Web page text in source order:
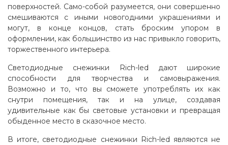
поверхностей. Само-собой разумеется, они совершенно
смешиваются с иными новогодними украшениями и
могут, в конце концов, стать броским упором в
оформлении, как большинство из нас привыкло говорить,
торжественного интерьера.
Светодиодные снежинки Rich-led дают широкие
способности для творчества и самовыражения.
Возможно и то, что вы сможете употреблять их как
снутри помещения, так и на улице, создавая
удивительные как бы световые установки и превращая
обыденное место в сказочное место.
В итоге, светодиодные снежинки Rich-led являются не